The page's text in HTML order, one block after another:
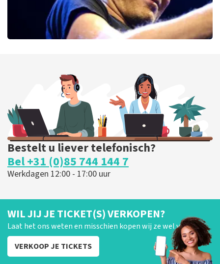
BESTEL NU
Bestelt u liever telefonisch?
Bel +31 (0)85 744 144 7
Werkdagen 12:00 - 17:00 uur
WIL JIJ JE TICKET(S) VERKOPEN?
Laat het ons weten en misschien kopen wij ze wel van je!
VERKOOP JE TICKETS